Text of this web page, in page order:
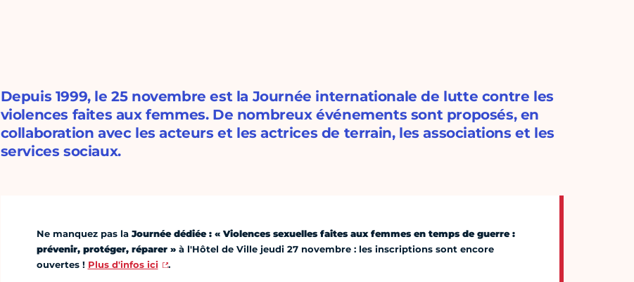
Depuis 1999, le 25 novembre est la Journée internationale de lutte contre les
violences faites aux femmes. De nombreux événements sont proposés, en
collaboration avec les acteurs et les actrices de terrain, les associations et les
services sociaux.
Ne manquez pas la Journée dédiée : « Violences sexuelles faites aux femmes en temps de guerre :
prévenir, protéger, réparer » à l'Hôtel de Ville jeudi 27 novembre : les inscriptions sont encore
ouvertes ! Plus d'infos ici .